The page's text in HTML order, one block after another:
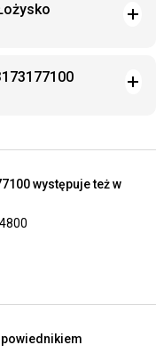
występuje też w